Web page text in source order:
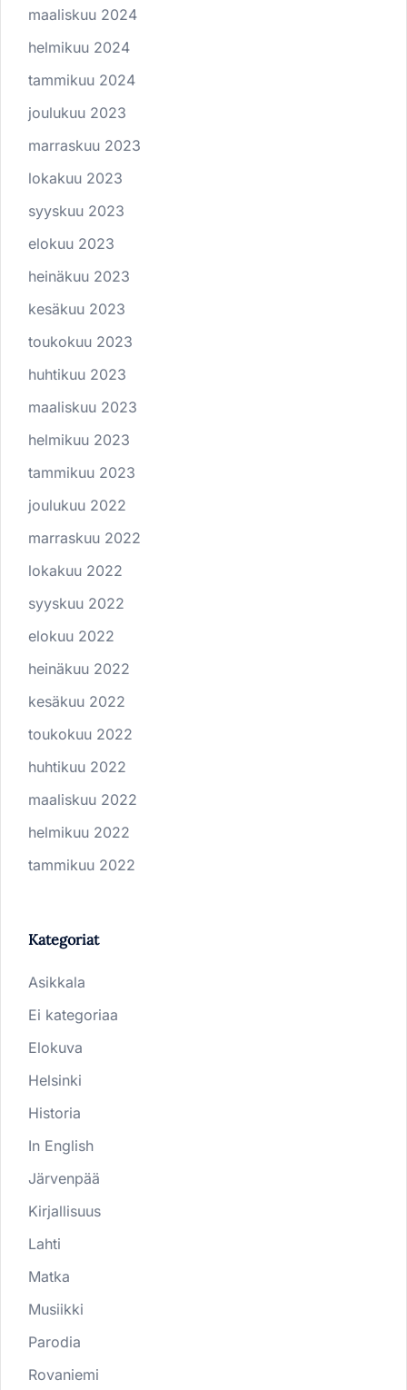
maaliskuu 2024
helmikuu 2024
tammikuu 2024
joulukuu 2023
marraskuu 2023
lokakuu 2023
syyskuu 2023
elokuu 2023
heinäkuu 2023
kesäkuu 2023
toukokuu 2023
huhtikuu 2023
maaliskuu 2023
helmikuu 2023
tammikuu 2023
joulukuu 2022
marraskuu 2022
lokakuu 2022
syyskuu 2022
elokuu 2022
heinäkuu 2022
kesäkuu 2022
toukokuu 2022
huhtikuu 2022
maaliskuu 2022
helmikuu 2022
tammikuu 2022
Kategoriat
Asikkala
Ei kategoriaa
Elokuva
Helsinki
Historia
In English
Järvenpää
Kirjallisuus
Lahti
Matka
Musiikki
Parodia
Rovaniemi